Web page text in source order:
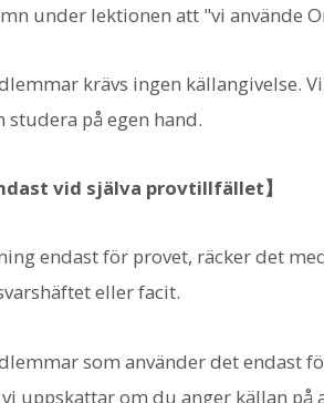
under lektionen att "vi använde
krävs ingen källangivelse.
studera på egen hand.
vid själva provtillfället】
endast för provet, räcker det
eller facit.
som använder det endast
uppskattar om du anger källan